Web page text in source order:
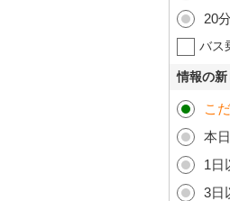
20
バス
情報の新
こ
本
1日
3日